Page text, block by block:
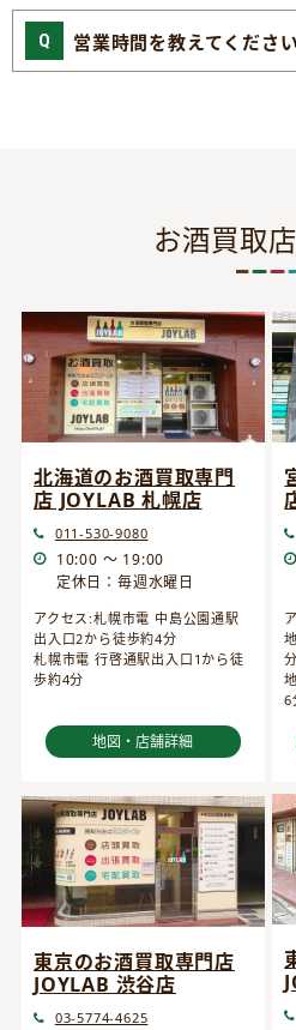
営業時間を教えてください
お酒買取
北海道のお酒買取専門
店 JOYLAB 札幌店
011-530-9080
10:00 ～ 19:00
定休日：毎週水曜日
アクセス:札幌市電 中島公園通駅
出入口2から徒歩約4分
札幌市電 行啓通駅出入口1から徒
歩約4分
地図・店舗詳細
分
6
東京のお酒買取専門店
JOYLAB 渋谷店
03-5774-4625